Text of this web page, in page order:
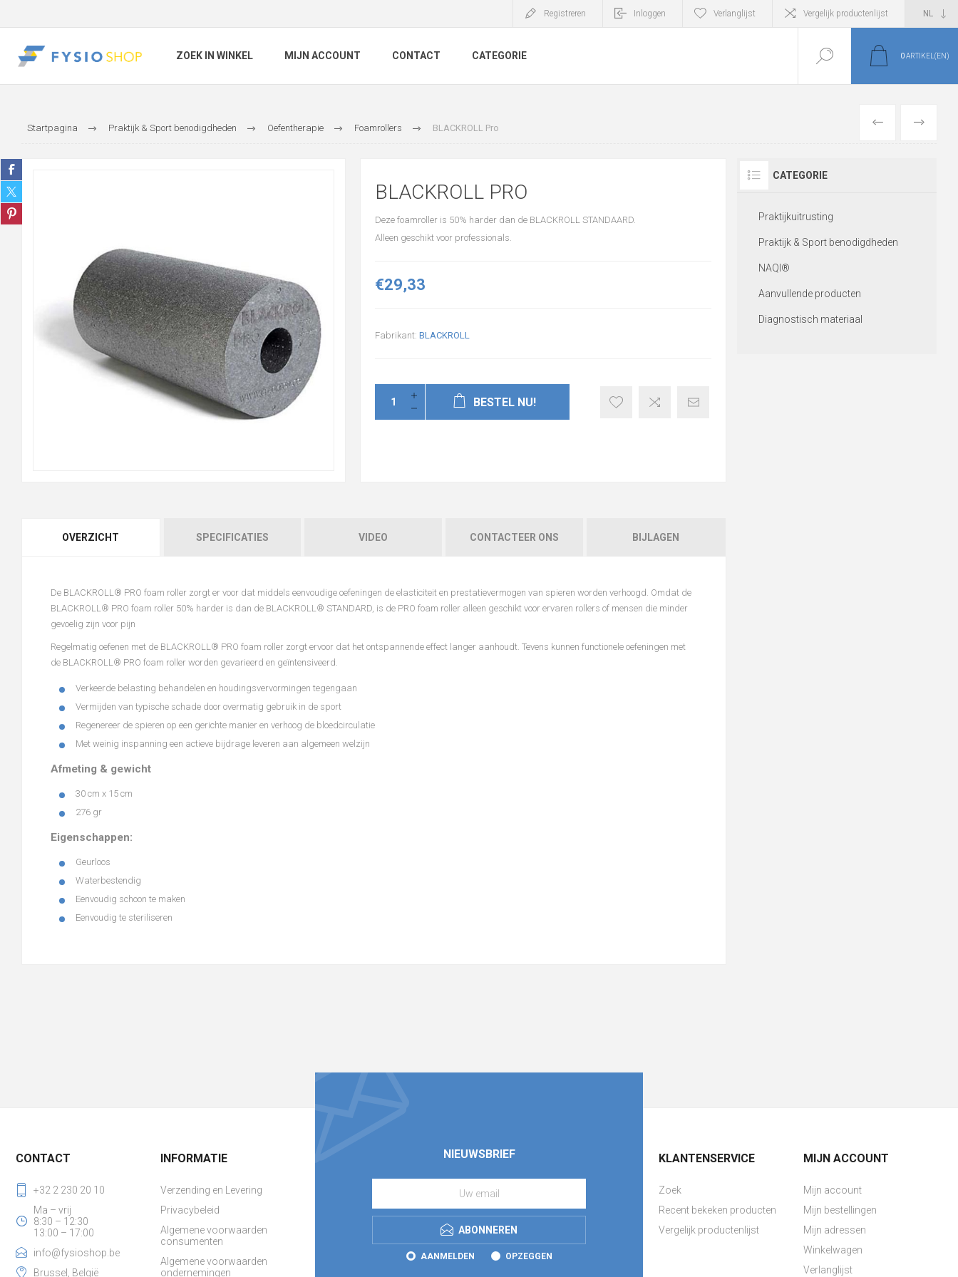
Registreren Inloggen Verlanglijst Vergelijk productenlijst
ZOEK IN WINKEL MIJN ACCOUNT CONTACT CATEGORIE 0ARTIKEL(EN)
Startpagina Praktijk & Sport benodigdheden Oefentherapie Foamrollers BLACKROLL Pro VORIGE
BLACKROLL PRO
Deze foamroller is 50% harder dan de BLACKROLL STANDAARD.
Alleen geschikt voor professionals.
€29,33
Fabrikant: BLACKROLL
BESTEL NU!
OVERZICHT SPECIFICATIES VIDEO CONTACTEER ONS BIJLAGEN
De BLACKROLL® PRO foam roller zorgt er voor dat middels eenvoudige oefeningen de elasticiteit en prestatievermogen van spieren worden verhoogd. Omdat de
BLACKROLL® PRO foam roller 50% harder is dan de BLACKROLL® STANDARD, is de PRO foam roller alleen geschikt voor ervaren rollers of mensen die minder
gevoelig zijn voor pijn
Regelmatig oefenen met de BLACKROLL® PRO foam roller zorgt ervoor dat het ontspannende effect langer aanhoudt. Tevens kunnen functionele oefeningen met
de BLACKROLL® PRO foam roller worden gevarieerd en geïntensiveerd.
Verkeerde belasting behandelen en houdingsvervormingen tegengaan
Vermijden van typische schade door overmatig gebruik in de sport
Regenereer de spieren op een gerichte manier en verhoog de bloedcirculatie
Met weinig inspanning een actieve bijdrage leveren aan algemeen welzijn
Afmeting & gewicht
30 cm x 15 cm
276 gr
Eigenschappen:
Geurloos
Waterbestendig
Eenvoudig schoon te maken
Eenvoudig te steriliseren
CATEGORIE
Praktijkuitrusting
Praktijk & Sport benodigdheden
NAQI®
Aanvullende producten
Diagnostisch materiaal
NIEUWSBRIEF
ABONNEREN
AANMELDEN OPZEGGEN
CONTACT
+32 2 230 20 10
Ma – vrij
8:30 – 12:30
13:00 – 17:00
info@fysioshop.be
Brussel, België
INFORMATIE
Verzending en Levering
Privacybeleid
Algemene voorwaarden
consumenten
Algemene voorwaarden
ondernemingen
KLANTENSERVICE
Zoek
Recent bekeken producten
Vergelijk productenlijst
MIJN ACCOUNT
Mijn account
Mijn bestellingen
Mijn adressen
Winkelwagen
Verlanglijst